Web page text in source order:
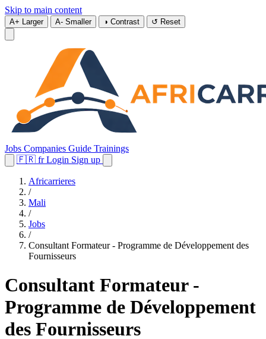
Skip to main content
A+ Larger A- Smaller ◑ Contrast ↺ Reset
Jobs Companies Guide Trainings
🇫🇷 fr Login Sign up
Africarrieres
/
Mali
/
Jobs
/
Consultant Formateur - Programme de Développement des
Fournisseurs
Consultant Formateur -
Programme de Développement
des Fournisseurs